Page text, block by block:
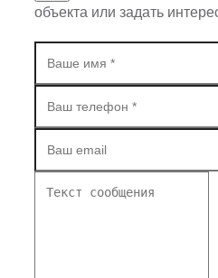
объекта или задать